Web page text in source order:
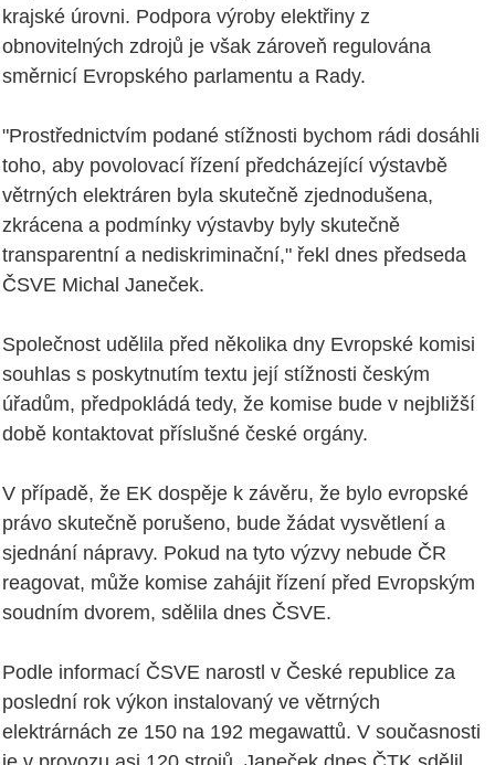
krajské úrovni. Podpora výroby elektřiny z
obnovitelných zdrojů je však zároveň regulována
směrnicí Evropského parlamentu a Rady.
"Prostřednictvím podané stížnosti bychom rádi dosáhli
toho, aby povolovací řízení předcházející výstavbě
větrných elektráren byla skutečně zjednodušena,
zkrácena a podmínky výstavby byly skutečně
transparentní a nediskriminační," řekl dnes předseda
ČSVE Michal Janeček.
Společnost udělila před několika dny Evropské komisi
souhlas s poskytnutím textu její stížnosti českým
úřadům, předpokládá tedy, že komise bude v nejbližší
době kontaktovat příslušné české orgány.
V případě, že EK dospěje k závěru, že bylo evropské
právo skutečně porušeno, bude žádat vysvětlení a
sjednání nápravy. Pokud na tyto výzvy nebude ČR
reagovat, může komise zahájit řízení před Evropským
soudním dvorem, sdělila dnes ČSVE.
Podle informací ČSVE narostl v České republice za
poslední rok výkon instalovaný ve větrných
elektrárnách ze 150 na 192 megawattů. V současnosti